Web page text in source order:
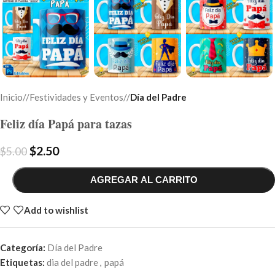
Inicio/ Festividades y Eventos/ Día del Padre
Feliz día Papá para tazas
$5.00$2.50
AGREGAR AL CARRITO
Add to wishlist
Categoría: Día del Padre
Etiquetas: dia del padre, papá